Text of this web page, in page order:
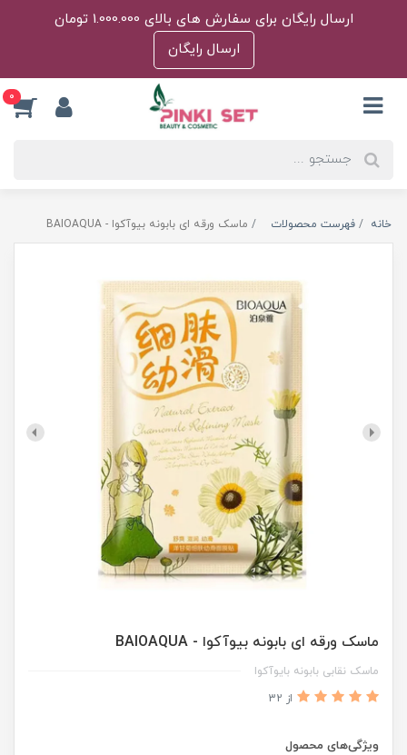
ارسال رایگان برای سفارش های بالای 1.000.000 تومان
ارسال رایگان
0
خانه فهرست محصولات ماسک ورقه ای بابونه بیوآکوا - BAIOAQUA
ماسک ورقه ای بابونه بیوآکوا - BAIOAQUA
ماسک نقابی بابونه بایوآکوا
از 32
ویژگی‌های محصول